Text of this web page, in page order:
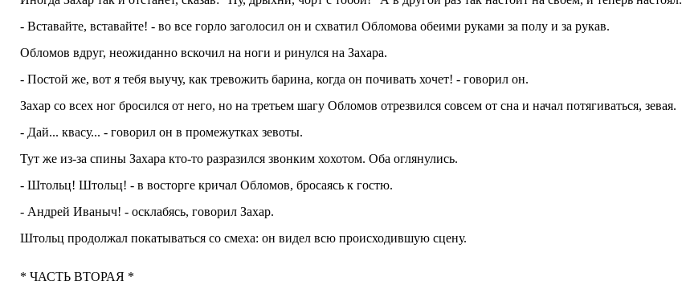
- Вставайте, вставайте! - во все горло заголосил он и схватил Обломова обеими руками за полу и за рукав.
Обломов вдруг, неожиданно вскочил на ноги и ринулся на Захара.
- Постой же, вот я тебя выучу, как тревожить барина, когда он почивать хочет! - говорил он.
Захар со всех ног бросился от него, но на третьем шагу Обломов отрезвился совсем от сна и начал потягиваться, зевая.
- Дай... квасу... - говорил он в промежутках зевоты.
Тут же из-за спины Захара кто-то разразился звонким хохотом. Оба оглянулись.
- Штольц! Штольц! - в восторге кричал Обломов, бросаясь к гостю.
- Андрей Иваныч! - осклабясь, говорил Захар.
Штольц продолжал покатываться со смеха: он видел всю происходившую сцену.
* ЧАСТЬ ВТОРАЯ *